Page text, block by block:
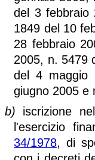
del 3 febbraio
1849 del 10
28 febbraio
2005, n. 5479
del 4 maggio
giugno 2005 e
b) iscrizione
l'esercizio
34/1978, di